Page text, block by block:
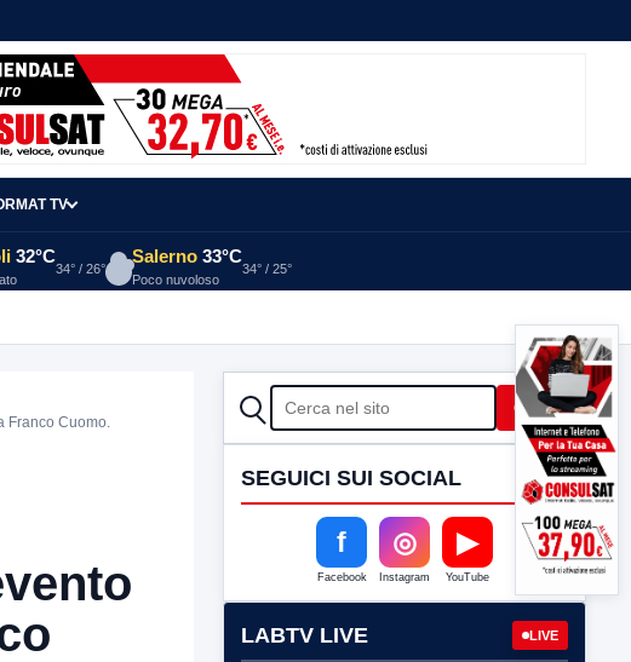
TV
32°C
34° / 26°
Salerno 33°C
Poco nuvoloso
34° / 25°
Franco Cuomo.
CERCA Cerca
SEGUICI SUI SOCIAL
f
Facebook
◎
Instagram
▶
YouTube
LABTV LIVE LIVE